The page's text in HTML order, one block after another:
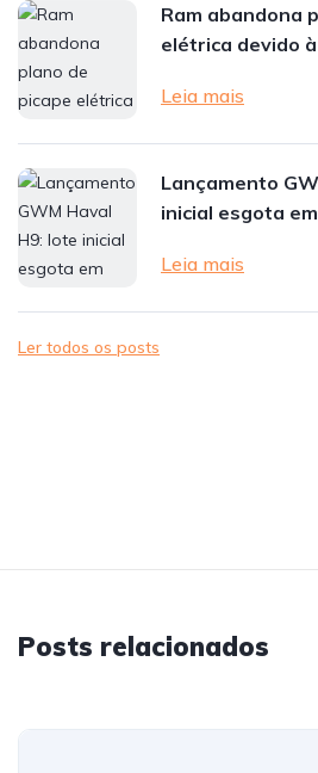
Ram abandona
elétrica devido
Leia mais
Lançamento
inicial esgota
Leia mais
Ler todos os posts
Posts relacionados